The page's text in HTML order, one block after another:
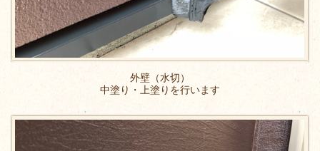
外壁（水切）
中塗り・上塗りを行います